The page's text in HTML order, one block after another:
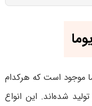
موجود است که هرکدام
شده‌اند. این انواع